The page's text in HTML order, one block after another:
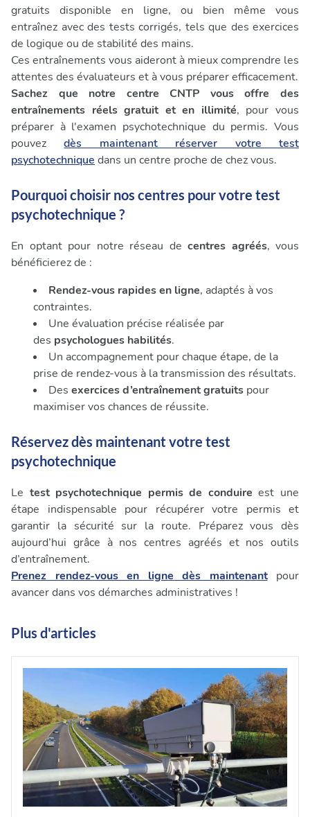
gratuits disponible en ligne, ou bien même vous
entraînez avec des tests corrigés, tels que des exercices
de logique ou de stabilité des mains.
Ces entraînements vous aideront à mieux comprendre les
attentes des évaluateurs et à vous préparer efficacement.
Sachez que notre centre CNTP vous offre des
entraînements réels gratuit et en illimité, pour vous
préparer à l'examen psychotechnique du permis. Vous
pouvezdès maintenant réserver votre test
psychotechnique dans un centre proche de chez vous.
Pourquoi choisir nos centres pour votre test
psychotechnique ?
En optant pour notre réseau de centres agréés, vous
bénéficierez de :
Rendez-vous rapides en ligne, adaptés à vos
contraintes.
Une évaluation précise réalisée par
des psychologues habilités.
Un accompagnement pour chaque étape, de la
prise de rendez-vous à la transmission des résultats.
Des exercices d’entraînement gratuits pour
maximiser vos chances de réussite.
Réservez dès maintenant votre test
psychotechnique
Le test psychotechnique permis de conduire est une
étape indispensable pour récupérer votre permis et
garantir la sécurité sur la route. Préparez vous dès
aujourd’hui grâce à nos centres agréés et nos outils
d’entraînement.
Prenez rendez-vous en ligne dès maintenantpour
avancer dans vos démarches administratives !
Plus d'articles